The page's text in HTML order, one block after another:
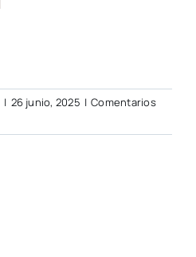
| 26 junio, 2025 | Comentarios